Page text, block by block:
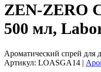
ZEN-ZERO
500 мл,
Ароматический спрей
Артикул: LOASGA14 |